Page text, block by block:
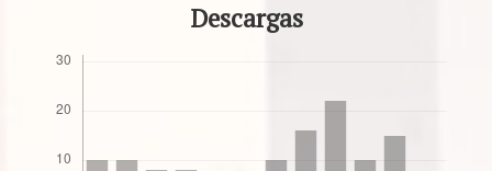
Descargas